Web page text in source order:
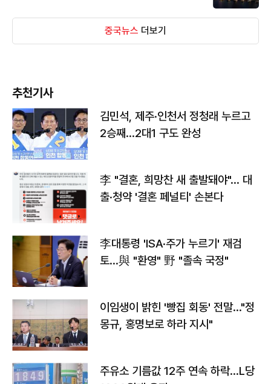
중국뉴스 더보기
추천기사
김민석, 제주·인천서 정청래 누르고
2승째…2대1 구도 완성
李 "결혼, 희망찬 새 출발돼야"… 대
출·청약 '결혼 페널티' 손본다
李대통령 'ISA·주가 누르기' 재검
토…與 "환영" 野 "졸속 국정"
이임생이 밝힌 '빵집 회동' 전말…"정
몽규, 홍명보로 하라 지시"
주유소 기름값 12주 연속 하락…L당